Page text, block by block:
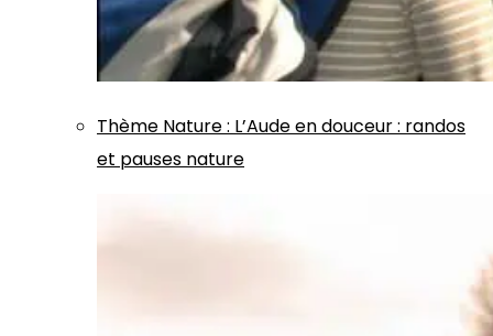
Thème Nature: L’Aude en douceur : randos
et pauses nature